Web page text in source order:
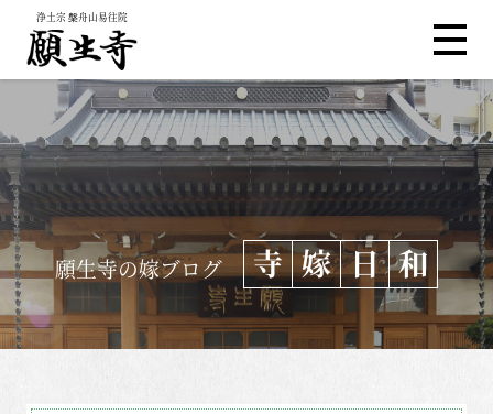
浄土宗 槃舟山易往院
願生寺の嫁ブログ 寺 嫁 日 和